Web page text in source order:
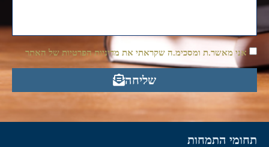
אני מאשר.ת ומסכימ.ה שקראתי את מדיניות הפרטיות של האתר
שליחה
תחומי התמחות